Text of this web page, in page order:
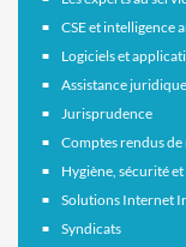
CSE et intelligence
Logiciels et
Assistance
Jurisprudence
Comptes rendus
Hygiène, sécurité
Solutions Internet
Syndicats